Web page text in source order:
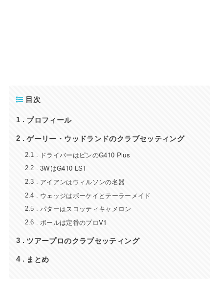
目次
1 プロフィール
2 ゲーリー・ウッドランドのクラブセッティング
2.1 ドライバーはピンのG410 Plus
2.2 3WはG410 LST
2.3 アイアンはウィルソンの名器
2.4 ウェッジはボーケイとテーラーメイド
2.5 パターはスコッティキャメロン
2.6 ボールは定番のプロV1
3 ツアープロのクラブセッティング
4 まとめ